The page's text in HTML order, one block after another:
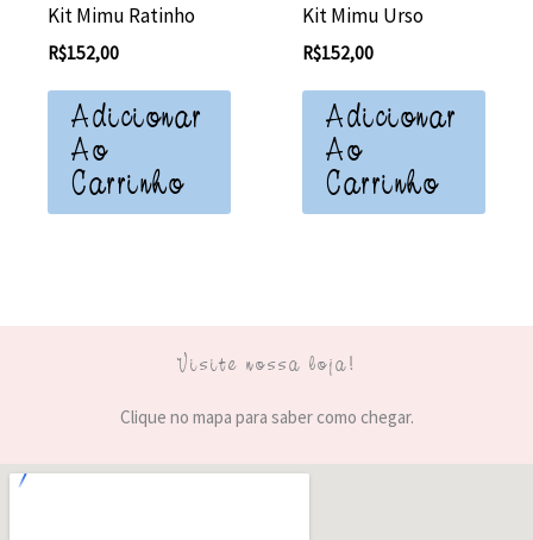
Kit Mimu Ratinho
R$152,00
Adicionar
Ao
Carrinho
Kit Mimu Urso
R$152,00
Adicionar
Ao
Carrinho
Visite nossa loja!
Clique no mapa para saber como chegar.